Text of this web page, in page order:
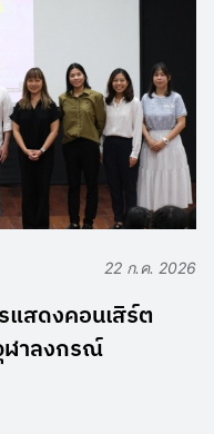
22 ก.ค. 2026
แสดงคอนเสิร์ต
ฬาลงกรณ์